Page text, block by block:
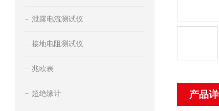
泄露电流测试仪
接地电阻测试仪
兆欧表
超绝缘计 产品